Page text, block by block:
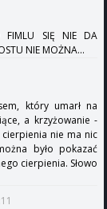
FIMLU SIĘ NIE DA
NIE MOŻNA...
który umarł na
a krzyżowanie -
nie ma nic
było pokazać
cierpienia. Słowo